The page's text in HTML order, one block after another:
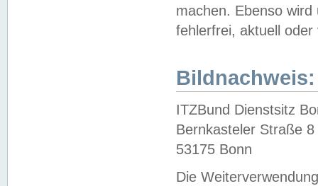
machen. Ebenso
fehlerfrei, aktuell oder
Bildnachweis:
ITZBund Dienstsitz
Bernkasteler Straße 8
53175 Bonn
Die